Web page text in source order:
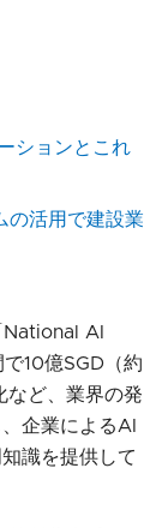
ションとこれ
の活用で建設業
National AI
10億SGD（約
など、業界の発
企業によるAI
識を提供して